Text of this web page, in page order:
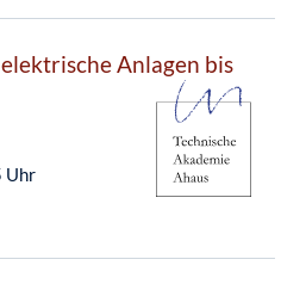
Anlagen bis
Uhr